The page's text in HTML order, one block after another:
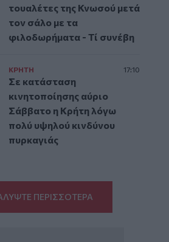
τουαλέτες της Κνωσού μετά
τον σάλο με τα
φιλοδωρήματα - Τί συνέβη
ΚΡΗΤΗ 17:10
Σε κατάσταση
κινητοποίησης αύριο
Σάββατο η Κρήτη λόγω
πολύ υψηλού κινδύνου
πυρκαγιάς
ΠΕΡΙΣΣΟΤΕΡΑ